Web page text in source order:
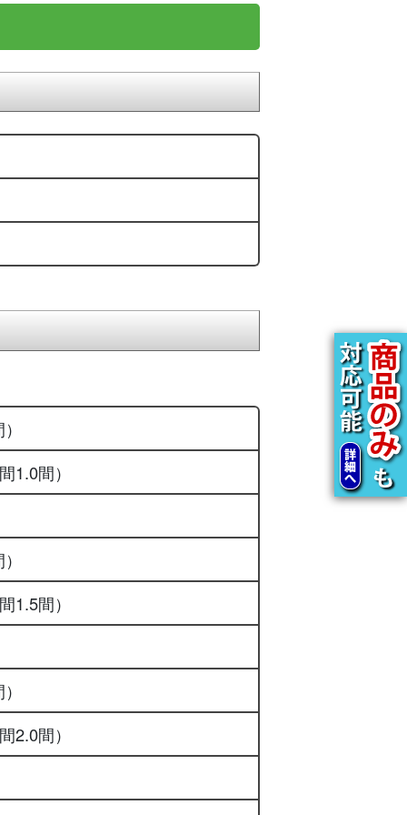
1.0間）
1.5間）
2.0間）